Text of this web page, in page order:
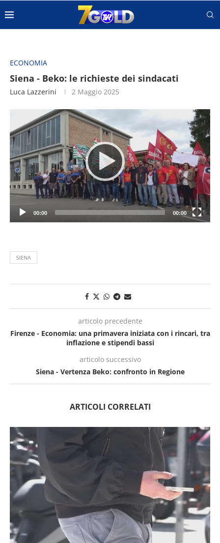
ECONOMIA
Siena - Beko: le richieste dei sindacati
Luca Lazzerini 2 Maggio 2025
Player
00:00 00:00
SIENA
articolo precedente
Firenze - Economia: una primavera iniziata con i rincari, tra
inflazione e stipendi bassi
articolo successivo
Siena - Vertenza Beko: confronto in Regione
ARTICOLI CORRELATI